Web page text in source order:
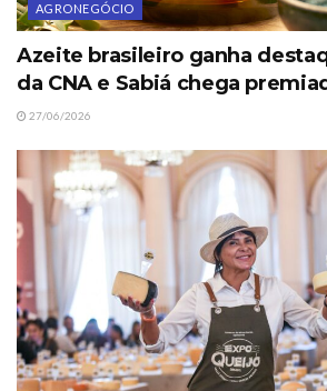
AGRONEGÓCIO
Azeite brasileiro ganha
da CNA e Sabiá chega
27/06/2026